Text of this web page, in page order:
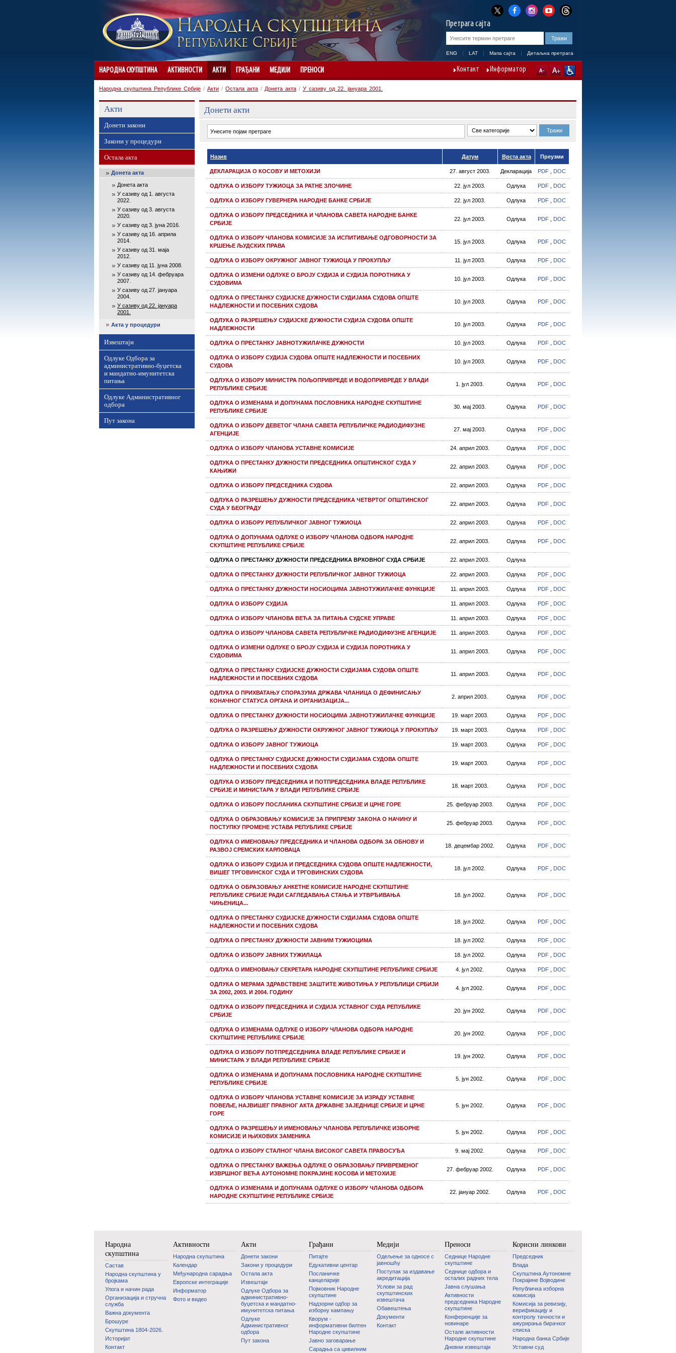
Претрага сајта
ENG LAT Мапа сајта Детаљна претрага
НАРОДНА СКУПШТИНА АКТИВНОСТИ АКТИ ГРАЂАНИ МЕДИЈИ ПРЕНОСИ Контакт Информатор
Народна скупштина Републике Србије / Акти / Остала акта / Донета акта / У сазиву од 22. јануара 2001.
Акти
Донети закони
Закони у процедури
Остала акта
Донета акта
Донета акта
У сазиву од 1. августа
2022.
У сазиву од 3. августа
2020.
У сазиву од 3. јуна 2016.
У сазиву од 16. априла
2014.
У сазиву од 31. маја
2012.
У сазиву од 11. јуна 2008.
У сазиву од 14. фебруара
2007.
У сазиву од 27. јануара
2004.
У сазиву од 22. јануара
2001.
Акта у процедури
Извештаји
Одлуке Одбора за
административно-буџетска
и мандатно-имунитетска
питања
Одлуке Административног
одбора
Пут закона
Донети акти
Назив Датум Врста акта Преузми
ДЕКЛАРАЦИЈА О КОСОВУ И МЕТОХИЈИ 27. август 2003. Декларација PDF DOC
ОДЛУКА О ИЗБОРУ ТУЖИОЦА ЗА РАТНЕ ЗЛОЧИНЕ 22. јул 2003. Одлука PDF DOC
ОДЛУКА О ИЗБОРУ ГУВЕРНЕРА НАРОДНЕ БАНКЕ СРБИЈЕ 22. јул 2003. Одлука PDF DOC
ОДЛУКА О ИЗБОРУ ПРЕДСЕДНИКА И ЧЛАНОВА САВЕТА НАРОДНЕ БАНКЕ
СРБИЈЕ
22. јул 2003. Одлука PDF DOC
ОДЛУКА О ИЗБОРУ ЧЛАНОВА КОМИСИЈЕ ЗА ИСПИТИВАЊЕ ОДГОВОРНОСТИ ЗА
КРШЕЊЕ ЉУДСКИХ ПРАВА
15. јул 2003. Одлука PDF DOC
ОДЛУКА О ИЗБОРУ ОКРУЖНОГ ЈАВНОГ ТУЖИОЦА У ПРОКУПЉУ 11. јул 2003. Одлука PDF DOC
ОДЛУКА О ИЗМЕНИ ОДЛУКЕ О БРОЈУ СУДИЈА И СУДИЈА ПОРОТНИКА У
СУДОВИМА
10. јул 2003. Одлука PDF DOC
ОДЛУКА О ПРЕСТАНКУ СУДИЈСКЕ ДУЖНОСТИ СУДИЈАМА СУДОВА ОПШТЕ
НАДЛЕЖНОСТИ И ПОСЕБНИХ СУДОВА
10. јул 2003. Одлука PDF DOC
ОДЛУКА О РАЗРЕШЕЊУ СУДИЈСКЕ ДУЖНОСТИ СУДИЈА СУДОВА ОПШТЕ
НАДЛЕЖНОСТИ
10. јул 2003. Одлука PDF DOC
ОДЛУКА О ПРЕСТАНКУ ЈАВНОТУЖИЛАЧКЕ ДУЖНОСТИ 10. јул 2003. Одлука PDF DOC
ОДЛУКА О ИЗБОРУ СУДИЈА СУДОВА ОПШТЕ НАДЛЕЖНОСТИ И ПОСЕБНИХ
СУДОВА
10. јул 2003. Одлука PDF DOC
ОДЛУКА О ИЗБОРУ МИНИСТРА ПОЉОПРИВРЕДЕ И ВОДОПРИВРЕДЕ У ВЛАДИ
РЕПУБЛИКЕ СРБИЈЕ
1. јул 2003. Одлука PDF DOC
ОДЛУКА О ИЗМЕНАМА И ДОПУНАМА ПОСЛОВНИКА НАРОДНЕ СКУПШТИНЕ
РЕПУБЛИКЕ СРБИЈЕ
30. мај 2003. Одлука PDF DOC
ОДЛУКА О ИЗБОРУ ДЕВЕТОГ ЧЛАНА САВЕТА РЕПУБЛИЧКЕ РАДИОДИФУЗНЕ
АГЕНЦИЈЕ
27. мај 2003. Одлука PDF DOC
ОДЛУКА О ИЗБОРУ ЧЛАНОВА УСТАВНЕ КОМИСИЈЕ 24. април 2003. Одлука PDF DOC
ОДЛУКА О ПРЕСТАНКУ ДУЖНОСТИ ПРЕДСЕДНИКА ОПШТИНСКОГ СУДА У
КАЊИЖИ
22. април 2003. Одлука PDF DOC
ОДЛУКА О ИЗБОРУ ПРЕДСЕДНИКА СУДОВА 22. април 2003. Одлука PDF DOC
ОДЛУКА О РАЗРЕШЕЊУ ДУЖНОСТИ ПРЕДСЕДНИКА ЧЕТВРТОГ ОПШТИНСКОГ
СУДА У БЕОГРАДУ
22. април 2003. Одлука PDF DOC
ОДЛУКА О ИЗБОРУ РЕПУБЛИЧКОГ ЈАВНОГ ТУЖИОЦА 22. април 2003. Одлука PDF DOC
ОДЛУКА О ДОПУНАМА ОДЛУКЕ О ИЗБОРУ ЧЛАНОВА ОДБОРА НАРОДНЕ
СКУПШТИНЕ РЕПУБЛИКЕ СРБИЈЕ
22. април 2003. Одлука PDF DOC
ОДЛУКА О ПРЕСТАНКУ ДУЖНОСТИ ПРЕДСЕДНИКА ВРХОВНОГ СУДА СРБИЈЕ 22. април 2003. Одлука
ОДЛУКА О ПРЕСТАНКУ ДУЖНОСТИ РЕПУБЛИЧКОГ ЈАВНОГ ТУЖИОЦА 22. април 2003. Одлука PDF DOC
ОДЛУКА О ПРЕСТАНКУ ДУЖНОСТИ НОСИОЦИМА ЈАВНОТУЖИЛАЧКЕ ФУНКЦИЈЕ 11. април 2003. Одлука PDF DOC
ОДЛУКА О ИЗБОРУ СУДИЈА 11. април 2003. Одлука PDF DOC
ОДЛУКА О ИЗБОРУ ЧЛАНОВА ВЕЋА ЗА ПИТАЊА СУДСКЕ УПРАВЕ 11. април 2003. Одлука PDF DOC
ОДЛУКА О ИЗБОРУ ЧЛАНОВА САВЕТА РЕПУБЛИЧКЕ РАДИОДИФУЗНЕ АГЕНЦИЈЕ 11. април 2003. Одлука PDF DOC
ОДЛУКА О ИЗМЕНИ ОДЛУКЕ О БРОЈУ СУДИЈА И СУДИЈА ПОРОТНИКА У
СУДОВИМА
11. април 2003. Одлука PDF DOC
ОДЛУКА О ПРЕСТАНКУ СУДИЈСКЕ ДУЖНОСТИ СУДИЈАМА СУДОВА ОПШТЕ
НАДЛЕЖНОСТИ И ПОСЕБНИХ СУДОВА
11. април 2003. Одлука PDF DOC
OДЛУКA О ПРИХВАТАЊУ СПОРАЗУМА ДРЖАВА ЧЛАНИЦА О ДЕФИНИСАЊУ
КОНАЧНОГ СТАТУСА ОРГАНА И ОРГАНИЗАЦИЈА...
2. април 2003. Одлука PDF DOC
ОДЛУКА О ПРЕСТАНКУ ДУЖНОСТИ НОСИОЦИМА ЈАВНОТУЖИЛАЧКЕ ФУНКЦИЈЕ 19. март 2003. Одлука PDF DOC
ОДЛУКА О РАЗРЕШЕЊУ ДУЖНОСТИ ОКРУЖНОГ ЈАВНОГ ТУЖИОЦА У ПРОКУПЉУ 19. март 2003. Одлука PDF DOC
ОДЛУКА О ИЗБОРУ ЈАВНОГ ТУЖИОЦА 19. март 2003. Одлука PDF DOC
ОДЛУКА О ПРЕСТАНКУ СУДИЈСКЕ ДУЖНОСТИ СУДИЈАМА СУДОВА ОПШТЕ
НАДЛЕЖНОСТИ И ПОСЕБНИХ СУДОВА
19. март 2003. Одлука PDF DOC
ОДЛУКА О ИЗБОРУ ПРЕДСЕДНИКА И ПОТПРЕДСЕДНИКА ВЛАДЕ РЕПУБЛИКЕ
СРБИЈЕ И МИНИСТАРА У ВЛАДИ РЕПУБЛИКЕ СРБИЈЕ
18. март 2003. Одлука PDF DOC
ОДЛУКА О ИЗБОРУ ПОСЛАНИКА СКУПШТИНЕ СРБИЈЕ И ЦРНЕ ГОРЕ 25. фебруар 2003. Одлука PDF DOC
ОДЛУКА О ОБРАЗОВАЊУ КОМИСИЈЕ ЗА ПРИПРЕМУ ЗАКОНА О НАЧИНУ И
ПОСТУПКУ ПРОМЕНЕ УСТАВА РЕПУБЛИКЕ СРБИЈЕ
25. фебруар 2003. Одлука PDF DOC
ОДЛУКА О ИМЕНОВАЊУ ПРЕДСЕДНИКА И ЧЛАНОВА ОДБОРА ЗА ОБНОВУ И
РАЗВОЈ СРЕМСКИХ КАРЛОВАЦА
18. децембар 2002. Одлука PDF DOC
ОДЛУКА О ИЗБОРУ СУДИЈА И ПРЕДСЕДНИКА СУДОВА ОПШТЕ НАДЛЕЖНОСТИ,
ВИШЕГ ТРГОВИНСКОГ СУДА И ТРГОВИНСКИХ СУДОВА
18. јул 2002. Одлука PDF DOC
ОДЛУКА О ОБРАЗОВАЊУ АНКЕТНЕ КОМИСИЈЕ НАРОДНЕ СКУПШТИНЕ
РЕПУБЛИКЕ СРБИЈЕ РАДИ САГЛЕДАВАЊА СТАЊА И УТВРЂИВАЊА
ЧИЊЕНИЦА...
18. јул 2002. Одлука PDF DOC
ОДЛУКА О ПРЕСТАНКУ СУДИЈСКЕ ДУЖНОСТИ СУДИЈАМА СУДОВА ОПШТЕ
НАДЛЕЖНОСТИ И ПОСЕБНИХ СУДОВА
18. јул 2002. Одлука PDF DOC
ОДЛУКА О ПРЕСТАНКУ ДУЖНОСТИ ЈАВНИМ ТУЖИОЦИМА 18. јул 2002. Одлука PDF DOC
ОДЛУКА О ИЗБОРУ ЈАВНИХ ТУЖИЛАЦА 18. јул 2002. Одлука PDF DOC
ОДЛУКА О ИМЕНОВАЊУ СЕКРЕТАРА НАРОДНЕ СКУПШТИНЕ РЕПУБЛИКЕ СРБИЈЕ 4. јул 2002. Одлука PDF DOC
ОДЛУКА О МЕРАМА ЗДРАВСТВЕНЕ ЗАШТИТЕ ЖИВОТИЊА У РЕПУБЛИЦИ СРБИЈИ
ЗА 2002, 2003. И 2004. ГОДИНУ
4. јул 2002. Одлука PDF DOC
ОДЛУКА О ИЗБОРУ ПРЕДСЕДНИКА И СУДИЈА УСТАВНОГ СУДА РЕПУБЛИКЕ
СРБИЈЕ
20. јун 2002. Одлука PDF DOC
ОДЛУКА О ИЗМЕНАМА ОДЛУКЕ О ИЗБОРУ ЧЛАНОВА ОДБОРА НАРОДНЕ
СКУПШТИНЕ РЕПУБЛИКЕ СРБИЈЕ
20. јун 2002. Одлука PDF DOC
ОДЛУКА О ИЗБОРУ ПОТПРЕДСЕДНИКА ВЛАДЕ РЕПУБЛИКЕ СРБИЈЕ И
МИНИСТАРА У ВЛАДИ РЕПУБЛИКЕ СРБИЈЕ
19. јун 2002. Одлука PDF DOC
ОДЛУКА О ИЗМЕНАМА И ДОПУНАМА ПОСЛОВНИКА НАРОДНЕ СКУПШТИНЕ
РЕПУБЛИКЕ СРБИЈЕ
5. јун 2002. Одлука PDF DOC
ОДЛУКА О ИЗБОРУ ЧЛАНОВА УСТАВНЕ КОМИСИЈЕ ЗА ИЗРАДУ УСТАВНЕ
ПОВЕЉЕ, НАЈВИШЕГ ПРАВНОГ АКТА ДРЖАВНЕ ЗАЈЕДНИЦЕ СРБИЈЕ И ЦРНЕ
ГОРЕ
5. јун 2002. Одлука PDF DOC
ОДЛУКА О РАЗРЕШЕЊУ И ИМЕНОВАЊУ ЧЛАНОВА РЕПУБЛИЧКЕ ИЗБОРНЕ
КОМИСИЈЕ И ЊИХОВИХ ЗАМЕНИКА
5. јун 2002. Одлука PDF DOC
ОДЛУКА О ИЗБОРУ СТАЛНОГ ЧЛАНА ВИСОКОГ САВЕТА ПРАВОСУЂА 9. мај 2002. Одлука PDF DOC
ОДЛУКА О ПРЕСТАНКУ ВАЖЕЊА ОДЛУКЕ О ОБРАЗОВАЊУ ПРИВРЕМЕНОГ
ИЗВРШНОГ ВЕЋА АУТОНОМНЕ ПОКРАЈИНЕ КОСОВА И МЕТОХИЈЕ
27. фебруар 2002. Одлука PDF DOC
ОДЛУКА О ИЗМЕНАМА И ДОПУНАМА ОДЛУКЕ О ИЗБОРУ ЧЛАНОВА ОДБОРА
НАРОДНЕ СКУПШТИНЕ РЕПУБЛИКЕ СРБИЈЕ
22. јануар 2002. Одлука PDF DOC
Народна
скупштина
Састав
Народна скупштина у
бројкама
Улога и начин рада
Организација и стручна
служба
Важна документа
Брошуре
Скупштина 1804-2026.
Историјат
Контакт
Активности
Народна скупштина
Календар
Међународна сарадња
Европске интеграције
Информатор
Фото и видео
Акти
Донети закони
Закони у процедури
Остала акта
Извештаји
Одлуке Одбора за
административно-
буџетска и мандатно-
имунитетска питања
Одлуке
Административног
одбора
Пут закона
Грађани
Питајте
Едукативни центар
Посланичке
канцеларије
Појмовник Народне
скупштине
Надзорни одбор за
изборну кампању
Кворум -
информативни билтен
Народне скупштине
Јавно заговарање
Сарадња са цивилним
Медији
Одељење за односе с
јавношћу
Поступак за издавање
акредитација
Услови за рад
скупштинских
извештача
Обавештења
Документи
Контакт
Преноси
Седнице Народне
скупштине
Седнице одбора и
осталих радних тела
Јавна слушања
Активности
председника Народне
скупштине
Конференције за
новинаре
Oстале активности
Народне скупштине
Дневни извештаји
Корисни линкови
Председник
Влада
Скупштина Аутономне
Покрајине Војводине
Републичка изборна
комисија
Комисија за ревизију,
верификацију и
контролу тачности и
ажурирања бирачког
списка
Народна банка Србије
Уставни суд